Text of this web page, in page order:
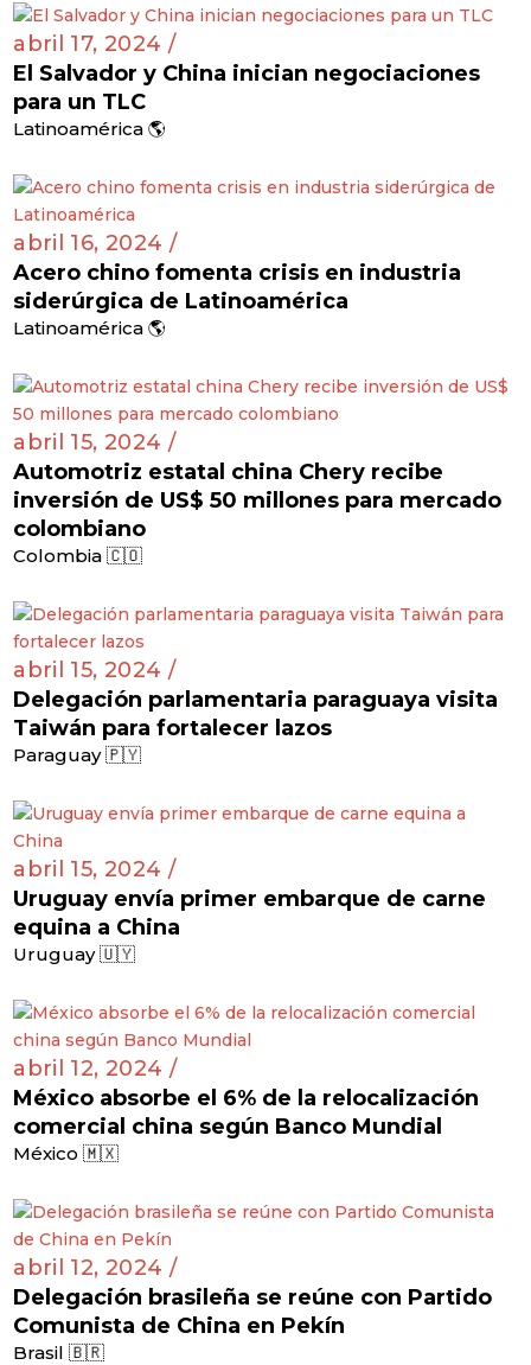
abril 17, 2024 /
El Salvador y China inician negociaciones
para un TLC
Latinoamérica 🌎
abril 16, 2024 /
Acero chino fomenta crisis en industria
siderúrgica de Latinoamérica
Latinoamérica 🌎
abril 15, 2024 /
Automotriz estatal china Chery recibe
inversión de US$ 50 millones para mercado
colombiano
Colombia 🇨🇴
abril 15, 2024 /
Delegación parlamentaria paraguaya visita
Taiwán para fortalecer lazos
Paraguay 🇵🇾
abril 15, 2024 /
Uruguay envía primer embarque de carne
equina a China
Uruguay 🇺🇾
abril 12, 2024 /
México absorbe el 6% de la relocalización
comercial china según Banco Mundial
México 🇲🇽
abril 12, 2024 /
Delegación brasileña se reúne con Partido
Comunista de China en Pekín
Brasil 🇧🇷